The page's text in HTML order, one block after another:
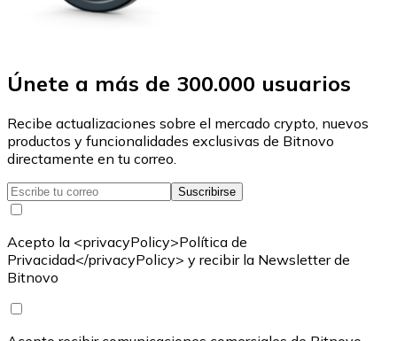
Únete a más de 300.000 usuarios
Recibe actualizaciones sobre el mercado crypto, nuevos
productos y funcionalidades exclusivas de Bitnovo
directamente en tu correo.
Suscribirse
Acepto la <privacyPolicy>Política de
Privacidad</privacyPolicy> y recibir la Newsletter de
Bitnovo